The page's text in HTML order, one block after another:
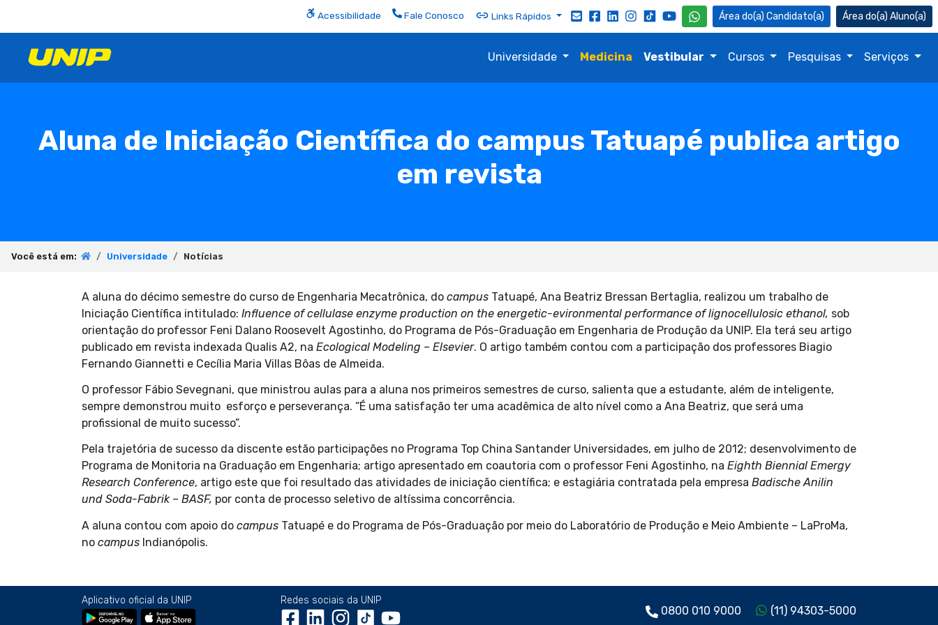
Acessibilidade Fale Conosco Links Rápidos Candidato(a) Aluno(a)
Universidade Medicina Vestibular Cursos Pesquisas Serviços
Aluna de Iniciação Científica do campus Tatuapé publica artigo
em revista
Você está em: Universidade Notícias
A aluna do décimo semestre do curso de Engenharia Mecatrônica, do campus Tatuapé, Ana Beatriz Bressan Bertaglia, realizou um trabalho de
Iniciação Científica intitulado: Influence of cellulase enzyme production on the energetic-evironmental performance of lignocellulosic ethanol, sob
orientação do professor Feni Dalano Roosevelt Agostinho, do Programa de Pós-Graduação em Engenharia de Produção da UNIP. Ela terá seu artigo
publicado em revista indexada Qualis A2, na Ecological Modeling – Elsevier. O artigo também contou com a participação dos professores Biagio
Fernando Giannetti e Cecília Maria Villas Bôas de Almeida.
O professor Fábio Sevegnani, que ministrou aulas para a aluna nos primeiros semestres de curso, salienta que a estudante, além de inteligente,
sempre demonstrou muito esforço e perseverança. “É uma satisfação ter uma acadêmica de alto nível como a Ana Beatriz, que será uma
profissional de muito sucesso”.
Pela trajetória de sucesso da discente estão participações no Programa Top China Santander Universidades, em julho de 2012; desenvolvimento de
Programa de Monitoria na Graduação em Engenharia; artigo apresentado em coautoria com o professor Feni Agostinho, na Eighth Biennial Emergy
Research Conference, artigo este que foi resultado das atividades de iniciação científica; e estagiária contratada pela empresa Badische Anilin
und Soda-Fabrik – BASF, por conta de processo seletivo de altíssima concorrência.
A aluna contou com apoio do campus Tatuapé e do Programa de Pós-Graduação por meio do Laboratório de Produção e Meio Ambiente – LaProMa,
no campus Indianópolis.
Aplicativo oficial da UNIP Redes sociais da UNIP
0800 010 9000 (11) 94303-5000